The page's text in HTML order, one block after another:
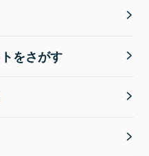
をさがす